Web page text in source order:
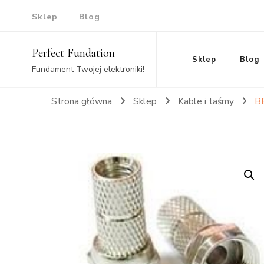
Sklep Blog
Perfect Fundation
Fundament Twojej elektroniki!
Sklep Blog
Strona główna Sklep Kable i taśmy